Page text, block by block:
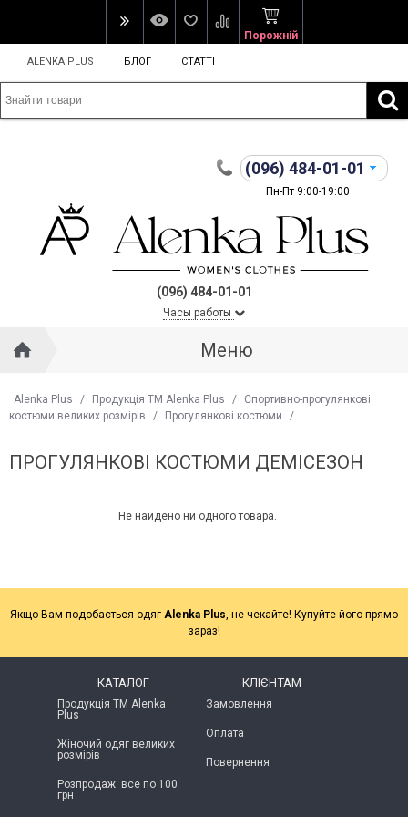
Порожній
ALENKA PLUS БЛОГ СТАТТІ
(096) 484-01-01
Пн-Пт 9:00-19:00
(096) 484-01-01
Часы работы
Меню
Alenka Plus / Продукція ТМ Alenka Plus /
Спортивно-прогулянкові
костюми великих розмірів
/ Прогулянкові костюми /
ПРОГУЛЯНКОВІ КОСТЮМИ ДЕМІСЕЗОН
Не найдено ни одного товара.
Якщо Вам подобається одяг Alenka Plus, не чекайте! Купуйте його прямо
зараз!
КАТАЛОГ
Продукція ТМ Alenka
Plus
Жіночий одяг великих
розмірів
Розпродаж: все по 100
грн
КЛІЄНТАМ
Замовлення
Оплата
Повернення